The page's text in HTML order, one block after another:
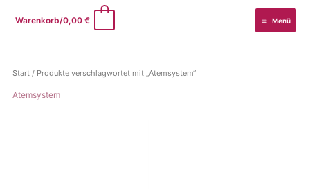
InhaltWarenkorb/0,00 € Menü
Start / Produkte verschlagwortet mit „Atemsystem“
Atemsystem